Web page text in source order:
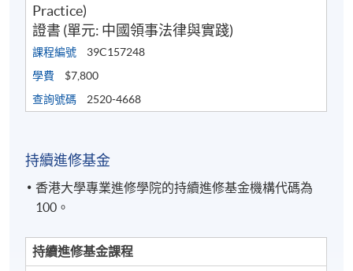
Practice)
證書 (單元: 中國領事法律與實踐)
課程編號
39C157248
學費
$7,800
查詢號碼
2520-4668
持續進修基金
香港大學專業進修學院的持續進修基金機構代碼為
100。
持續進修基金課程